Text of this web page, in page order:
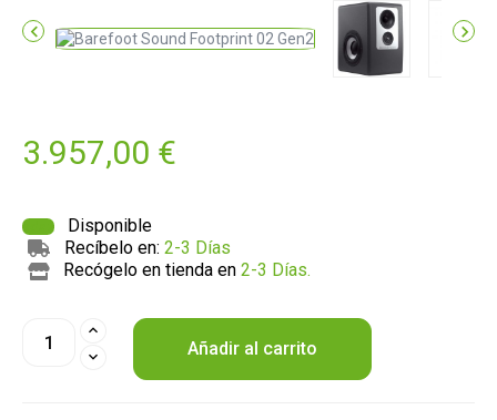
 
3.957,00 €
Disponible
Recíbelo en:2-3 Días
Recógelo en tienda en2-3 Días.
Añadir al carrito